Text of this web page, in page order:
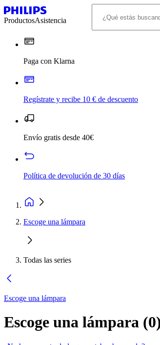
ProductosAsistencia
Paga con Klarna
Regístrate y recibe 10 € de descuento
Envío gratis desde 40€
Política de devolución de 30 días
Escoge una lámpara
Todas las series
Escoge una lámpara
Escoge una lámpara (0